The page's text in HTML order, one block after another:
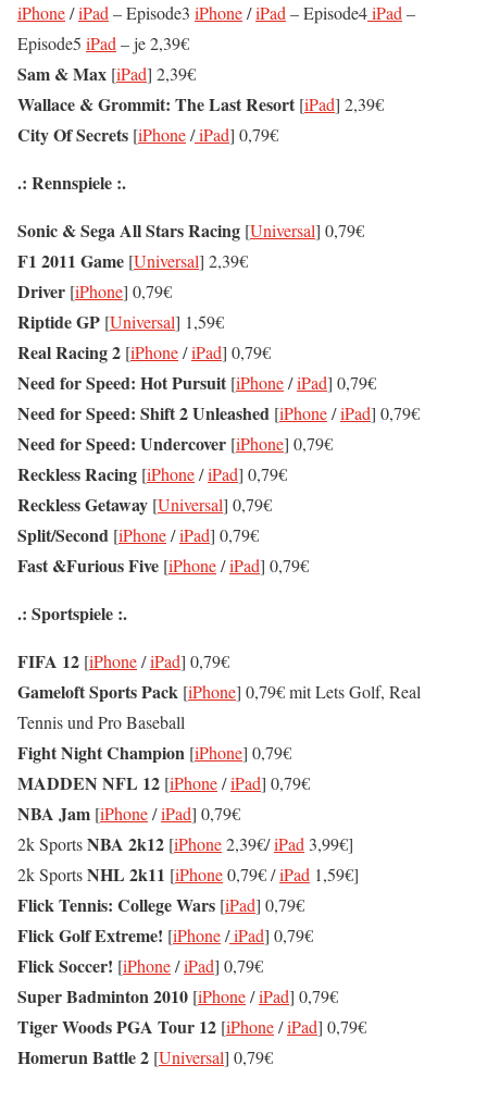
iPhone/iPad – Episode3 iPhone/iPad – Episode4iPad –
Episode5 iPad – je 2,39€
Sam & Max [iPad] 2,39€
Wallace & Grommit: The Last Resort [iPad] 2,39€
City Of Secrets [iPhone/iPad] 0,79€
.: Rennspiele :.
Sonic & Sega All Stars Racing [Universal] 0,79€
F1 2011 Game [Universal] 2,39€
Driver [iPhone] 0,79€
Riptide GP [Universal] 1,59€
Real Racing 2 [iPhone/iPad] 0,79€
Need for Speed: Hot Pursuit [iPhone/iPad] 0,79€
Need for Speed: Shift 2 Unleashed [iPhone/iPad] 0,79€
Need for Speed: Undercover [iPhone] 0,79€
Reckless Racing [iPhone/iPad] 0,79€
Reckless Getaway [Universal] 0,79€
Split/Second [iPhone/iPad] 0,79€
Fast &Furious Five [iPhone/iPad] 0,79€
.: Sportspiele :.
FIFA 12 [iPhone/iPad] 0,79€
Gameloft Sports Pack [iPhone] 0,79€ mit Lets Golf, Real
Tennis und Pro Baseball
Fight Night Champion [iPhone] 0,79€
MADDEN NFL 12 [iPhone/iPad] 0,79€
NBA Jam [iPhone/iPad] 0,79€
2k SportsNBA 2k12 [iPhone2,39€/iPad 3,99€]
2k SportsNHL 2k11 [iPhone0,79€ /iPad 1,59€]
Flick Tennis: College Wars [iPad] 0,79€
Flick Golf Extreme! [iPhone/iPad] 0,79€
Flick Soccer! [iPhone/iPad] 0,79€
Super Badminton 2010 [iPhone/iPad] 0,79€
Tiger Woods PGA Tour 12 [iPhone/iPad] 0,79€
Homerun Battle 2 [Universal] 0,79€